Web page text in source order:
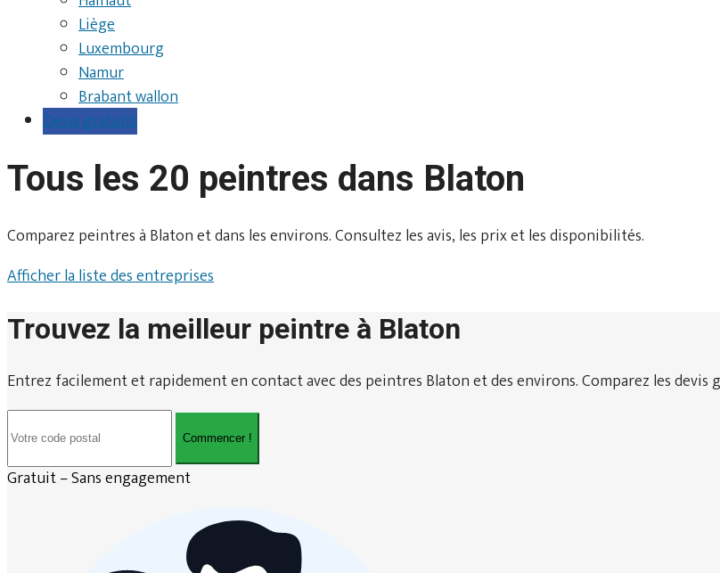
Liège
Luxembourg
Namur
Brabant wallon
Devis gratuits
Tous les 20 peintres dans Blaton
Comparez peintres à Blaton et dans les environs. Consultez les avis, les prix et les disponibilités.
Afficher la liste des entreprises
Trouvez la meilleur peintre à Blaton
Entrez facilement et rapidement en contact avec des peintres Blaton et des environs. Comparez les
Commencer !
Gratuit – Sans engagement